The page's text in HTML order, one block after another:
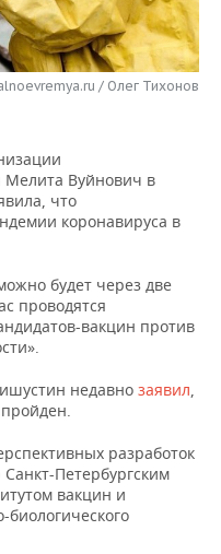
/ Олег Тихонов
Мелита Вуйнович в
что
коронавируса в
будет через две
проводятся
вакцин против
недавно заявил,
разработок
Петербургским
вакцин и